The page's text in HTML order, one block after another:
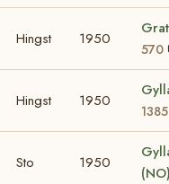
Hingst 1950
570
Hingst 1950
1385
Sto 1950